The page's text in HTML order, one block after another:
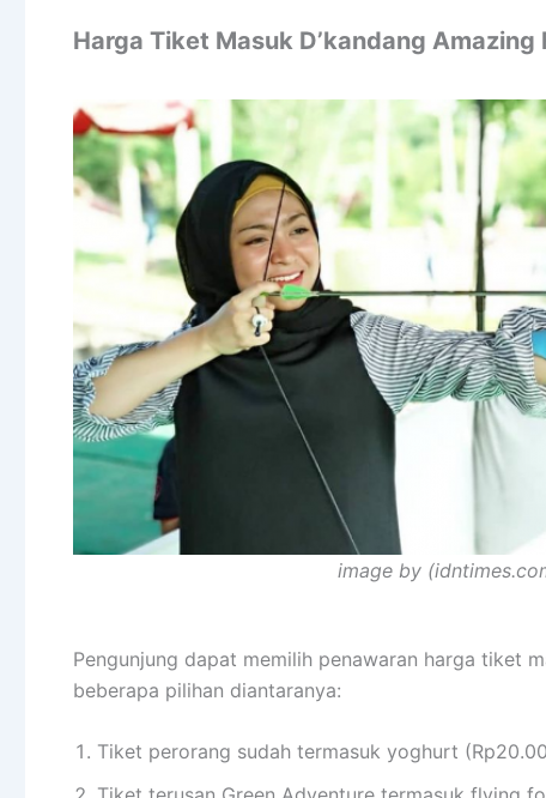
Harga Tiket Masuk D’kandang Amazing
image by
Pengunjung dapat memilih penawaran harga tiket
beberapa pilihan diantaranya:
Tiket perorang sudah termasuk yoghurt